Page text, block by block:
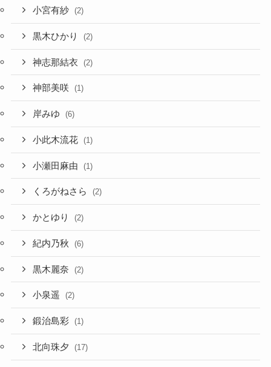
小宮有紗 (2)
黒木ひかり (2)
神志那結衣 (2)
神部美咲 (1)
岸みゆ (6)
小此木流花 (1)
小瀬田麻由 (1)
くろがねさら (2)
かとゆり (2)
紀内乃秋 (6)
黒木麗奈 (2)
小泉遥 (2)
鍛治島彩 (1)
北向珠夕 (17)